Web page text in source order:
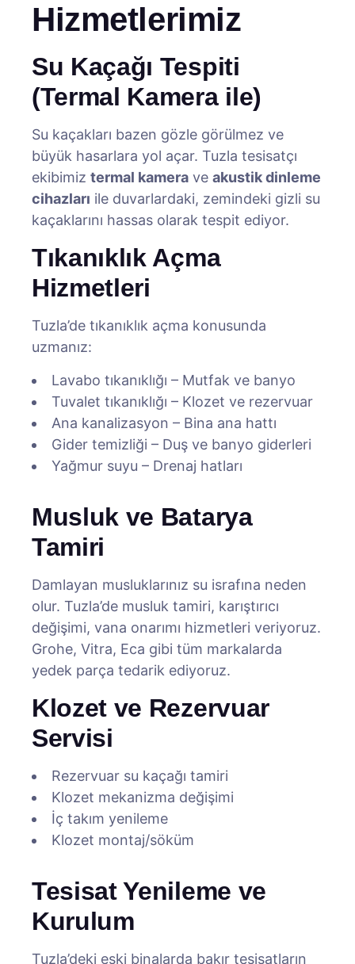
Hizmetlerimiz
Su Kaçağı Tespiti
(Termal Kamera ile)
Su kaçakları bazen gözle görülmez ve
büyük hasarlara yol açar. Tuzla tesisatçı
ekibimiz termal kamera ve akustik dinleme
cihazları ile duvarlardaki, zemindeki gizli su
kaçaklarını hassas olarak tespit ediyor.
Tıkanıklık Açma
Hizmetleri
Tuzla’de tıkanıklık açma konusunda
uzmanız:
Lavabo tıkanıklığı – Mutfak ve banyo
Tuvalet tıkanıklığı – Klozet ve rezervuar
Ana kanalizasyon – Bina ana hattı
Gider temizliği – Duş ve banyo giderleri
Yağmur suyu – Drenaj hatları
Musluk ve Batarya
Tamiri
Damlayan musluklarınız su israfına neden
olur. Tuzla’de musluk tamiri, karıştırıcı
değişimi, vana onarımı hizmetleri veriyoruz.
Grohe, Vitra, Eca gibi tüm markalarda
yedek parça tedarik ediyoruz.
Klozet ve Rezervuar
Servisi
Rezervuar su kaçağı tamiri
Klozet mekanizma değişimi
İç takım yenileme
Klozet montaj/söküm
Tesisat Yenileme ve
Kurulum
Tuzla’deki eski binalarda bakır tesisatların